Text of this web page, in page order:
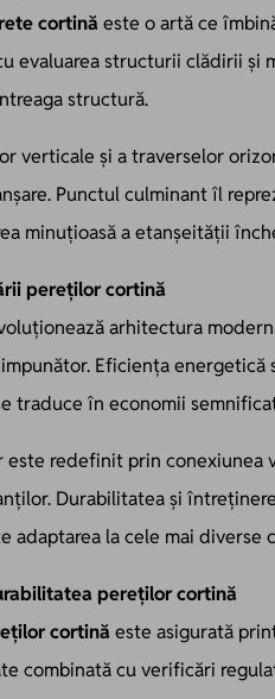
cortină este o artă ce
evaluarea structurii clădirii
structură.
verticale și a traverselor
Punctul culminant îl
minuțioasă a etanșeității
pereților cortină
arhitectura
Eficiența
traduce în economii
redefinit prin conexiunea
Durabilitatea și
adaptarea la cele mai diverse
pereților cortină
cortină este asigurată
combinată cu verificări